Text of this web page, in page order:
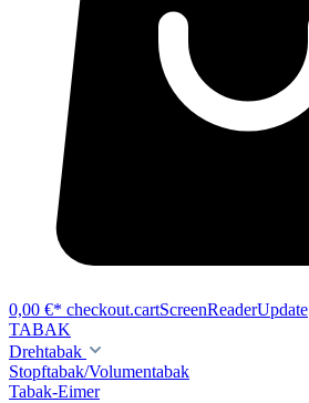
0,00 €* checkout.cartScreenReaderUpdate
TABAK
Drehtabak
Stopftabak/Volumentabak
Tabak-Eimer